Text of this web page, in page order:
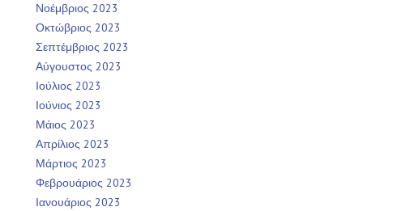
Νοέμβριος 2023
Οκτώβριος 2023
Σεπτέμβριος 2023
Αύγουστος 2023
Ιούλιος 2023
Ιούνιος 2023
Μάιος 2023
Απρίλιος 2023
Μάρτιος 2023
Φεβρουάριος 2023
Ιανουάριος 2023